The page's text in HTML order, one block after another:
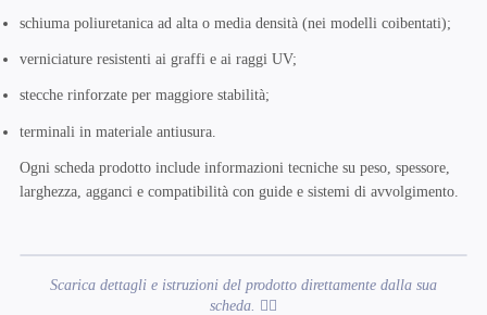
schiuma poliuretanica ad alta o media densità (nei modelli coibentati);
verniciature resistenti ai graffi e ai raggi UV;
stecche rinforzate per maggiore stabilità;
terminali in materiale antiusura.
Ogni scheda prodotto include informazioni tecniche su peso, spessore,
larghezza, agganci e compatibilità con guide e sistemi di avvolgimento.
Scarica dettagli e istruzioni del prodotto direttamente dalla sua
scheda. 👍🏼